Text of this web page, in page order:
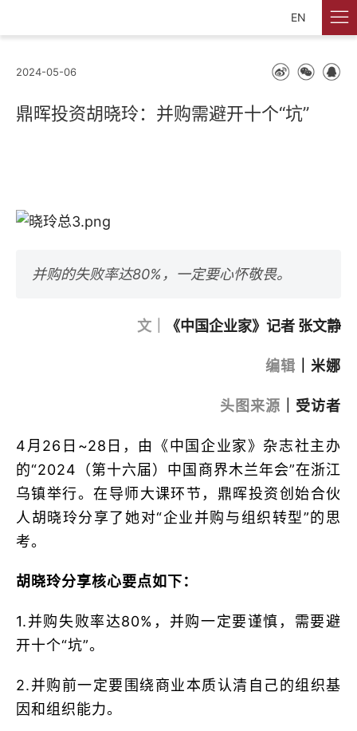
EN
2024-05-06
鼎晖投资胡晓玲：并购需避开十个“坑”
并购的失败率达80%，一定要心怀敬畏。
文｜ 《中国企业家》记者 张文静
编辑 米娜
头图来源 ｜受访者
4月26日~28日，由《中国企业家》杂志社主办
的“2024（第十六届）中国商界木兰年会”在浙江
乌镇举行。在导师大课环节，鼎晖投资创始合伙
人胡晓玲分享了她对“企业并购与组织转型”的思
考。
胡晓玲分享核心要点如下：
1.并购失败率达80%，并购一定要谨慎，需要避
开十个“坑”。
2.并购前一定要围绕商业本质认清自己的组织基
因和组织能力。